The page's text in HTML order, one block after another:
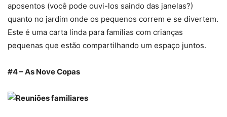
aposentos (você pode ouvi-los saindo das janelas?)
quanto no jardim onde os pequenos correm e se divertem.
Este é uma carta linda para famílias com crianças
pequenas que estão compartilhando um espaço juntos.
#4 – As Nove Copas